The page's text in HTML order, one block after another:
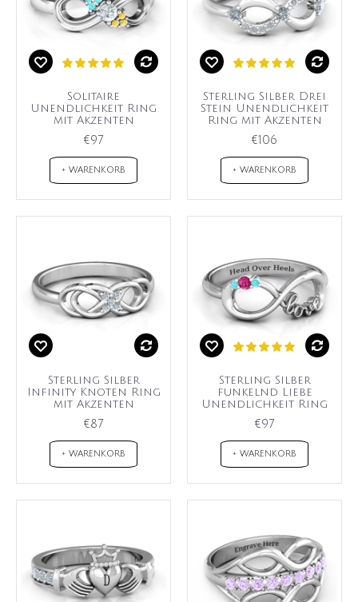
Solitaire
Unendlichkeit Ring
mit Akzenten
€97
+ WARENKORB
Sterling Silber Drei
Stein Unendlichkeit
Ring mit Akzenten
€106
+ WARENKORB
Sterling Silber
Infinity Knoten Ring
mit Akzenten
€87
+ WARENKORB
Sterling Silber
funkelnd Liebe
Unendlichkeit Ring
€97
+ WARENKORB